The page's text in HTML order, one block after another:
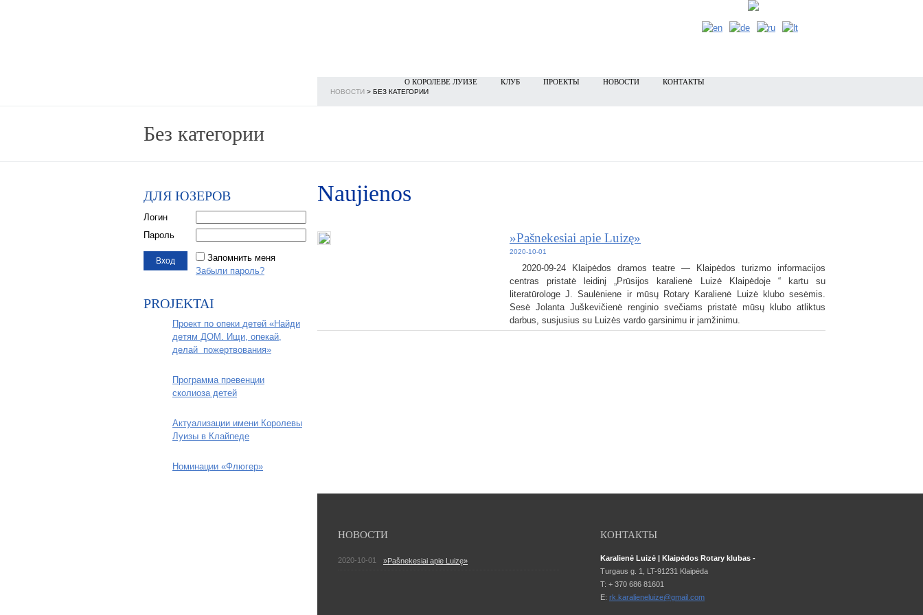
О КОРОЛЕВЕ ЛУИЗЕ КЛУБ ПРОЕКТЫ НОВОСТИ КОНТАКТЫ
НОВОСТИ > БЕЗ КАТЕГОРИИ
Без категории
ДЛЯ ЮЗЕРОВ
Логин
Пароль
Запомнить меня
Забыли пароль?
PROJEKTAI
Проект по опеки детей «Найди
детям ДОМ. Ищи, опекай,
делай пожертвования»
Программа превенции
сколиоза детей
Актуализации имени Королевы
Луизы в Клайпеде
Номинации «Флюгер»
Naujienos
»Pašnekesiai apie Luizę»
2020-10-01
2020-09-24 Klaipėdos dramos teatre — Klaipėdos turizmo informacijos
centras pristatė leidinį „Prūsijos karalienė Luizė Klaipėdoje “ kartu su
literatūrologe J. Saulėniene ir mūsų Rotary Karalienė Luizė klubo sesėmis.
Sesė Jolanta Juškevičienė renginio svečiams pristatė mūsų klubo atliktus
darbus, susjusius su Luizės vardo garsinimu ir įamžinimu.
НОВОСТИ
2020-10-01 »Pašnekesiai apie Luizę»
КОНТАКТЫ
Karalienė Luizė | Klaipėdos Rotary klubas -
Turgaus g. 1, LT-91231 Klaipėda
T: + 370 686 81601
E: rk.karalieneluize@gmail.com